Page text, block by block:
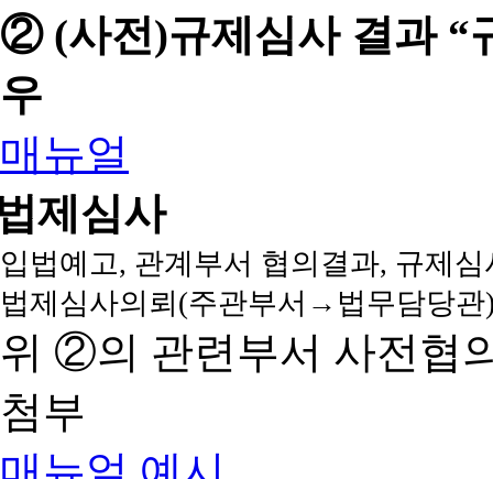
② (사전)규제심사 결과 “
우
매뉴얼
제심사
입법예고, 관계부서 협의결과, 규제
법제심사의뢰(주관부서→법무담당
위 ②의 관련부서 사전협
첨부